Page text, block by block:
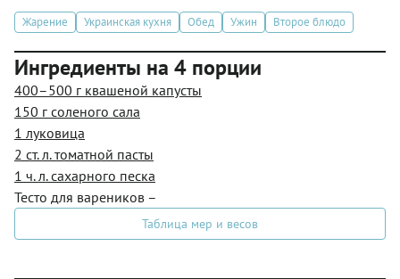
Жарение Украинская кухня Обед Ужин Второе блюдо
Ингредиенты на 4 порции
400–500 г квашеной капусты
150 г соленого сала
1 луковица
2 ст. л. томатной пасты
1 ч. л. сахарного песка
Тесто для вареников –
Таблица мер и весов